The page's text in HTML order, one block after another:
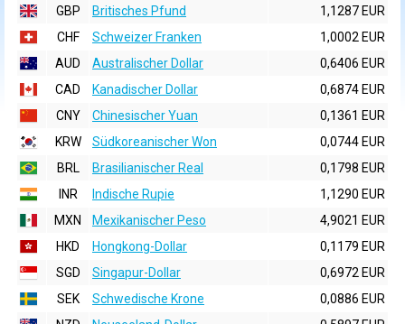
GBP
Britisches Pfund
1,1287 EUR
CHF
Schweizer Franken
1,0002 EUR
AUD
Australischer Dollar
0,6406 EUR
CAD
Kanadischer Dollar
0,6874 EUR
CNY
Chinesischer Yuan
0,1361 EUR
KRW
Südkoreanischer Won
0,0744 EUR
BRL
Brasilianischer Real
0,1798 EUR
INR
Indische Rupie
1,1290 EUR
MXN
Mexikanischer Peso
4,9021 EUR
HKD
Hongkong-Dollar
0,1179 EUR
SGD
Singapur-Dollar
0,6972 EUR
SEK
Schwedische Krone
0,0886 EUR